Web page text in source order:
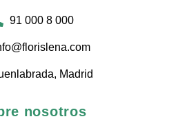
91 000 8 000
Madrid
nosotros